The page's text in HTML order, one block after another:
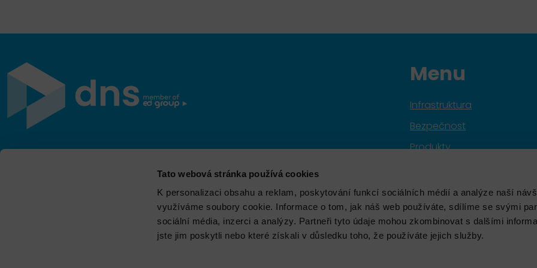
Tato webová stránka používá cookies
K personalizaci obsahu a reklam, poskytování funkcí sociálních médií a analýze naší
využíváme soubory cookie. Informace o tom, jak náš web používáte, sdílíme se svými
sociální média, inzerci a analýzy. Partneři tyto údaje mohou zkombinovat s dalšími
jste jim poskytli nebo které získali v důsledku toho, že používáte jejich služby.
Menu
Infrastruktura
Bezpečnost
Produkty
Značky
Školení
Aktuality
IT, obchodu, softwarových řešení, komunikace, e-
commerce a technologií s 30 lety zkušeností, více než
700 odborníky a tržbami přesahujícími 16 miliard.